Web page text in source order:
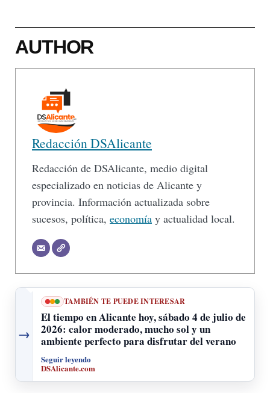
AUTHOR
Redacción DSAlicante
Redacción de DSAlicante, medio digital
especializado en noticias de Alicante y
provincia. Información actualizada sobre
sucesos, política, economía y actualidad local.
→
TAMBIÉN TE PUEDE INTERESAR
El tiempo en Alicante hoy, sábado 4 de julio de
2026: calor moderado, mucho sol y un
ambiente perfecto para disfrutar del verano
Seguir leyendo
DSAlicante.com